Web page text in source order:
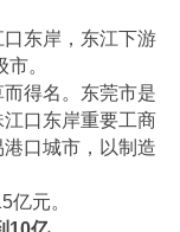
东岸，东江下游
。
得名。东莞市是
口东岸重要工商
口城市，以制造
元。